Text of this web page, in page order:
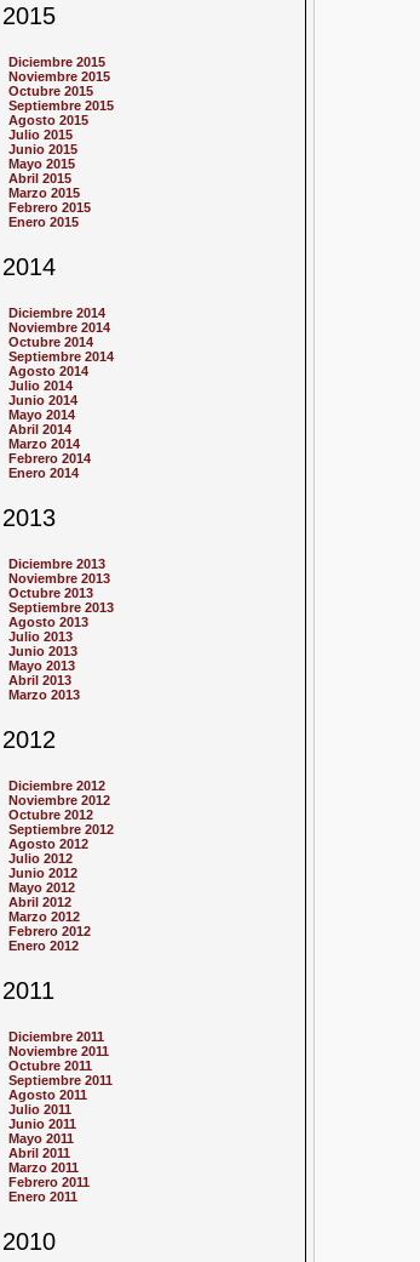
2015
Diciembre 2015
Noviembre 2015
Octubre 2015
Septiembre 2015
Agosto 2015
Julio 2015
Junio 2015
Mayo 2015
Abril 2015
Marzo 2015
Febrero 2015
Enero 2015
2014
Diciembre 2014
Noviembre 2014
Octubre 2014
Septiembre 2014
Agosto 2014
Julio 2014
Junio 2014
Mayo 2014
Abril 2014
Marzo 2014
Febrero 2014
Enero 2014
2013
Diciembre 2013
Noviembre 2013
Octubre 2013
Septiembre 2013
Agosto 2013
Julio 2013
Junio 2013
Mayo 2013
Abril 2013
Marzo 2013
2012
Diciembre 2012
Noviembre 2012
Octubre 2012
Septiembre 2012
Agosto 2012
Julio 2012
Junio 2012
Mayo 2012
Abril 2012
Marzo 2012
Febrero 2012
Enero 2012
2011
Diciembre 2011
Noviembre 2011
Octubre 2011
Septiembre 2011
Agosto 2011
Julio 2011
Junio 2011
Mayo 2011
Abril 2011
Marzo 2011
Febrero 2011
Enero 2011
2010